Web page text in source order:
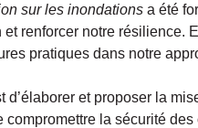
sur les inondations a été
et renforcer notre
pratiques dans notre
d’élaborer et proposer la
compromettre la sécurité